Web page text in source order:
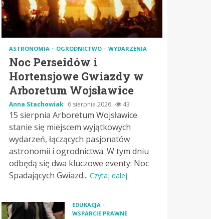
ASTRONOMIA OGRODNICTWO WYDARZENIA
Noc Perseidów i
Hortensjowe Gwiazdy w
Arboretum Wojsławice
Anna Stachowiak 6 sierpnia 2026 43
15 sierpnia Arboretum Wojsławice
stanie się miejscem wyjątkowych
wydarzeń, łączących pasjonatów
astronomii i ogrodnictwa. W tym dniu
odbędą się dwa kluczowe eventy: Noc
Spadających Gwiazd... Czytaj dalej
EDUKACJA
WSPARCIE PRAWNE